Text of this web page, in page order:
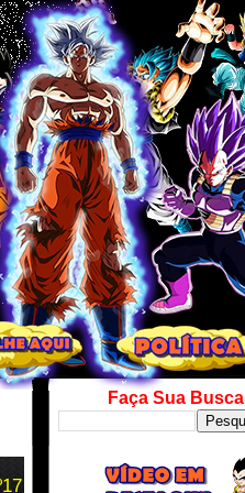
Faça Sua Busca